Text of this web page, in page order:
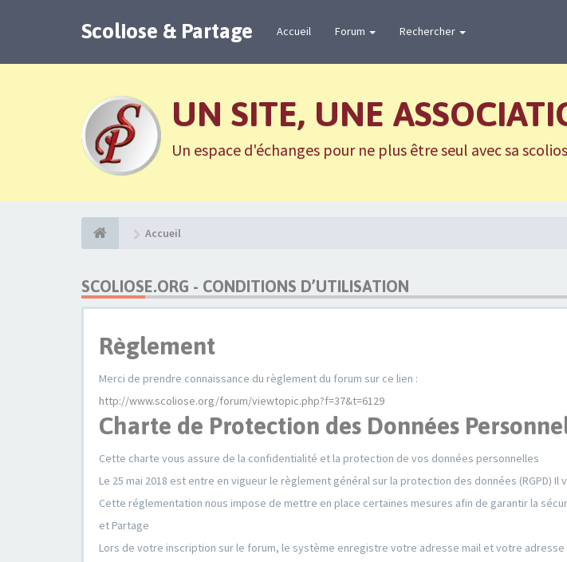
Scoliose & Partage Accueil Forum Rechercher
UN SITE, UNE
Un espace d'échanges pour ne plus être seul avec sa
Accueil
SCOLIOSE.ORG - CONDITIONS D’UTILISATION
Règlement
Merci de prendre connaissance du règlement du forum sur ce lien :
http://www.scoliose.org/forum/viewtopic.php?f=37&t=6129
Charte de Protection des Données
Cette charte vous assure de la confidentialité et la protection de vos données personnelles
Le 25 mai 2018 est entre en vigueur le règlement général sur la protection des données
Cette réglementation nous impose de mettre en place certaines mesures afin de garantir la
et Partage
Lors de votre inscription sur le forum, le système enregistre votre adresse mail et votre adresse